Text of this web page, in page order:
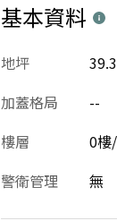
基本資料
地坪
加蓋格局
--
樓層
0樓
警衛管理
無